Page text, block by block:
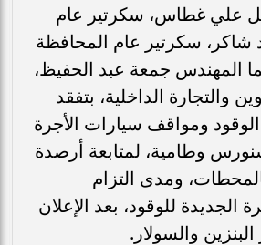
علي غطاس، سكرتير عام
شاكر، سكرتير عام المحافظة
المهندس جمعة عبد الحفيظ،
والتجارة الداخلية، بتفقد
ومواقف سيارات الأجرة
وطامية، لمتابعة أرصدة
ومدى التزام
الجديدة للوقود، بعد الإعلان
والسولار.